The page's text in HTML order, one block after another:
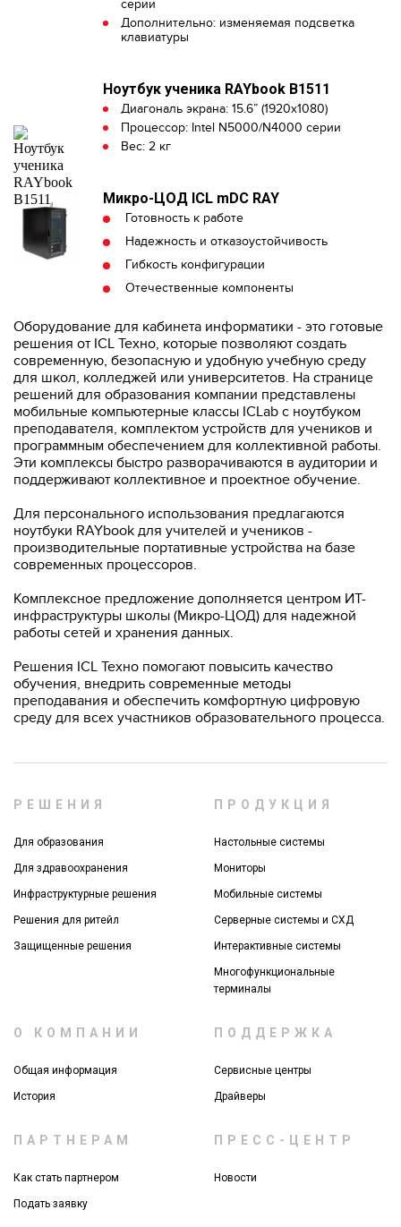
серии
Дополнительно: изменяемая подсветка
клавиатуры
Ноутбук ученика RAYbook B1511
Диагональ экрана: 15.6” (1920x1080)
Процессор: Intel N5000/N4000 серии
Вес: 2 кг
Микро-ЦОД ICL mDC RAY
Готовность к работе
Надежность и отказоустойчивость
Гибкость конфигурации
Отечественные компоненты
Оборудование для кабинета информатики - это готовые
решения от ICL Техно, которые позволяют создать
современную, безопасную и удобную учебную среду
для школ, колледжей или университетов. На странице
решений для образования компании представлены
мобильные компьютерные классы ICLab с ноутбуком
преподавателя, комплектом устройств для учеников и
программным обеспечением для коллективной работы.
Эти комплексы быстро разворачиваются в аудитории и
поддерживают коллективное и проектное обучение.
Для персонального использования предлагаются
ноутбуки RAYbook для учителей и учеников -
производительные портативные устройства на базе
современных процессоров.
Комплексное предложение дополняется центром ИТ-
инфраструктуры школы (Микро-ЦОД) для надежной
работы сетей и хранения данных.
Решения ICL Техно помогают повысить качество
обучения, внедрить современные методы
преподавания и обеспечить комфортную цифровую
среду для всех участников образовательного процесса.
РЕШЕНИЯ
Для образования
Для здравоохранения
Инфраструктурные решения
Решения для ритейл
Защищенные решения
ПРОДУКЦИЯ
Настольные системы
Мониторы
Мобильные системы
Серверные системы и СХД
Интерактивные системы
Многофункциональные
терминалы
О КОМПАНИИ
Общая информация
История
ПОДДЕРЖКА
Сервисные центры
Драйверы
ПАРТНЕРАМ
Как стать партнером
Подать заявку
ПРЕСС-ЦЕНТР
Новости